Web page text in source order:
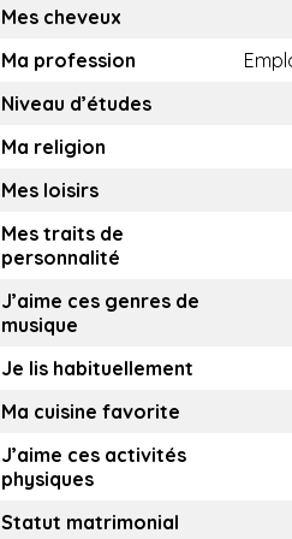
Mes cheveux
Ma profession
Niveau d’études
Ma religion
Mes loisirs
Mes traits de
personnalité
J’aime ces genres de
musique
Je lis habituellement
Ma cuisine favorite
J’aime ces activités
physiques
Statut matrimonial